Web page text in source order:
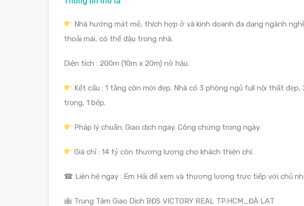
Nhà hướng mát mẻ, thích hợp ở và kinh doanh đa dạng ngành
thoải mái, có thể đậu trong nhà.
Diện tích : 200m (10m x 20m) nở hậu.
Kết cấu : 1 tầng còn mới đẹp. Nhà có 3 phòng ngủ full nội thất đẹp,
trọng, 1 bếp.
Pháp lý chuẩn: Giao dịch ngay. Công chứng trong ngày.
Giá chỉ : 14 tỷ còn thương lượng cho khách thiện chí.
☎ Liên hệ ngay : Em Hải để xem và thương lượng trực tiếp với chủ
Trung Tâm Giao Dịch BĐS VICTORY REAL TP.HCM_ĐÀ LẠT